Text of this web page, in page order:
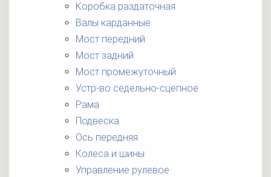
Коробка раздаточная
Валы карданные
Мост передний
Мост задний
Мост промежуточный
Устр-во седельно-сцепное
Рама
Подвеска
Ось передняя
Колеса и шины
Управление рулевое